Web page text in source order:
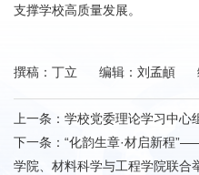
支撑学校高质量发展。
撰稿：丁立 编辑：刘孟頔
上一条： 学校党委理论学习中心
下一条： “化韵生章·材启新程
学院、材料科学与工程学院联合